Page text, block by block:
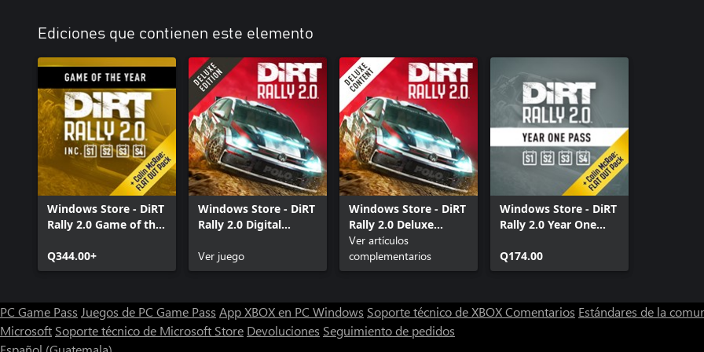
Ediciones que contienen este elemento
Windows Store - DiRT
Rally 2.0 Game of the
Q344.00+
Windows Store - DiRT
Rally 2.0 Digital
Ver juego
Windows Store - DiRT
Rally 2.0 Deluxe
Content Pack
Ver artículos
complementarios
Windows Store - DiRT
Rally 2.0 Year One
Q174.00
PC Game Pass Juegos de PC Game Pass App XBOX en PC Windows Soporte técnico de XBOXComentarios Estándares de la
Microsoft Soporte técnico de Microsoft Store Devoluciones Seguimiento de pedidos